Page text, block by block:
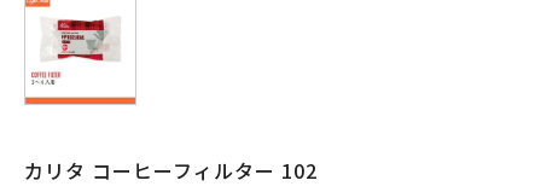
カリタ コーヒーフィルター 102